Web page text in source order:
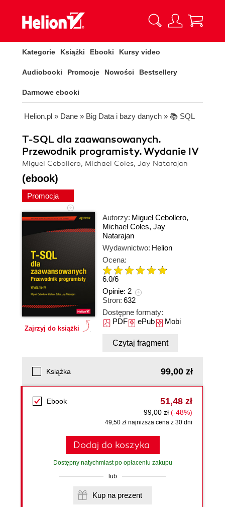
Kategorie Książki Ebooki Kursy video
Audiobooki Promocje Nowości Bestsellery
Darmowe ebooki
Helion.pl » Dane » Big Data i bazy danych » 📚 SQL
T-SQL dla zaawansowanych.
Przewodnik programisty. Wydanie IV
Miguel Cebollero, Michael Coles, Jay Natarajan
(ebook)
Promocja
Zajrzyj do książki
Autorzy: Miguel Cebollero,
Michael Coles, Jay
Natarajan
Wydawnictwo: Helion
Ocena:
6.0/6
Opinie: 2
Stron: 632
Dostępne formaty:
PDFePubMobi
Czytaj fragment
Książka 99,00 zł
Ebook 51,48 zł
99,00 zł (-48%)
49,50 zł najniższa cena z 30 dni
Dodaj do koszyka
Dostępny natychmiast po opłaceniu zakupu
lub
Kup na prezent